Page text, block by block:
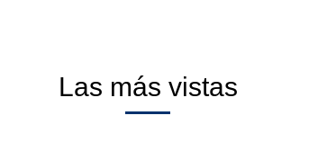
Las más vistas